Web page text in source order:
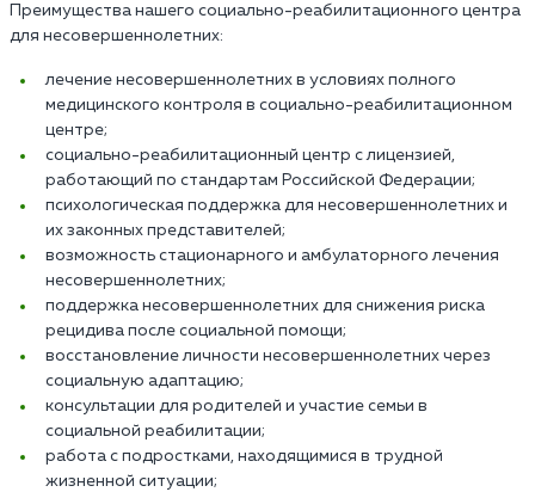
Преимущества нашего социально-реабилитационного центра
для несовершеннолетних:
лечение несовершеннолетних в условиях полного
медицинского контроля в социально-реабилитационном
центре;
социально-реабилитационный центр с лицензией,
работающий по стандартам Российской Федерации;
психологическая поддержка для несовершеннолетних и
их законных представителей;
возможность стационарного и амбулаторного лечения
несовершеннолетних;
поддержка несовершеннолетних для снижения риска
рецидива после социальной помощи;
восстановление личности несовершеннолетних через
социальную адаптацию;
консультации для родителей и участие семьи в
социальной реабилитации;
работа с подростками, находящимися в трудной
жизненной ситуации;